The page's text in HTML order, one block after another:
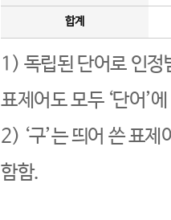
합계
1) 독립된 단어로 인정
표제어도 모두 ‘단어’
2) ‘구’는 띄어 쓴 표
함함.